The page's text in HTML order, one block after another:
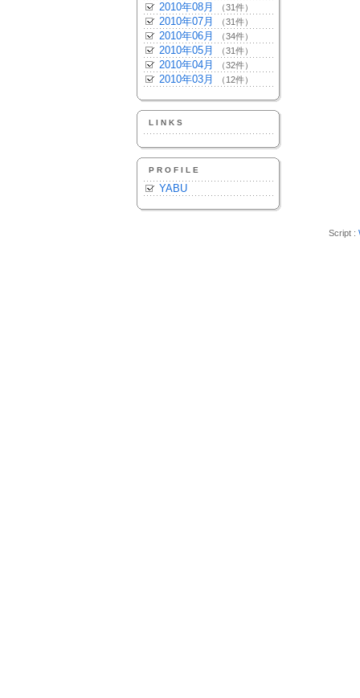
2010年08月 （31件）
2010年07月 （31件）
2010年06月 （34件）
2010年05月 （31件）
2010年04月 （32件）
2010年03月 （12件）
LINKS
PROFILE
YABU
Script :